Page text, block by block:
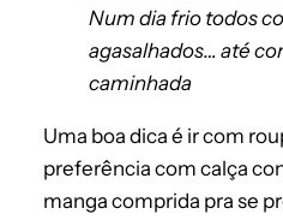
Num dia frio todos
agasalhados… até
caminhada
Uma boa dica é ir com
preferência com calça
manga comprida pra se